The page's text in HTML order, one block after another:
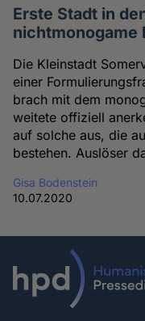
Erste Stadt in
nichtmonogame
Die Kleinstadt
einer
brach mit dem
weitete offiziell
auf solche aus, die
bestehen. Auslöser
Gisa Bodenstein
10.07.2020